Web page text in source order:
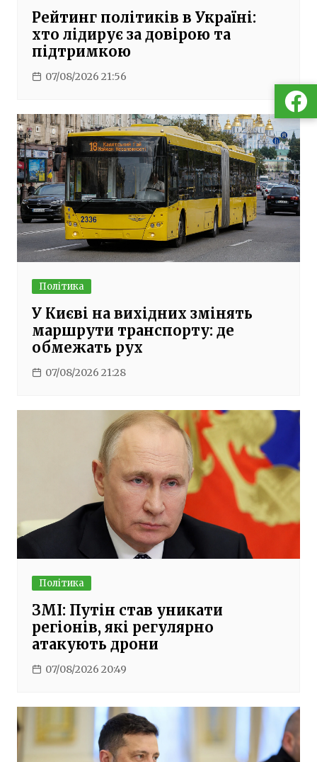
Рейтинг політиків в Україні:
хто лідирує за довірою та
підтримкою
07/08/2026 21:56
Політика
У Києві на вихідних змінять
маршрути транспорту: де
обмежать рух
07/08/2026 21:28
Політика
ЗМІ: Путін став уникати
регіонів, які регулярно
атакують дрони
07/08/2026 20:49